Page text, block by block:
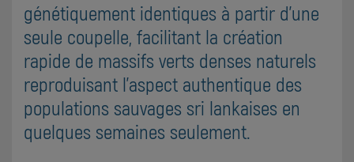
génétiquement identiques à partir d'une
seule coupelle, facilitant la création
rapide de massifs verts denses naturels
reproduisant l'aspect authentique des
populations sauvages sri lankaises en
quelques semaines seulement.